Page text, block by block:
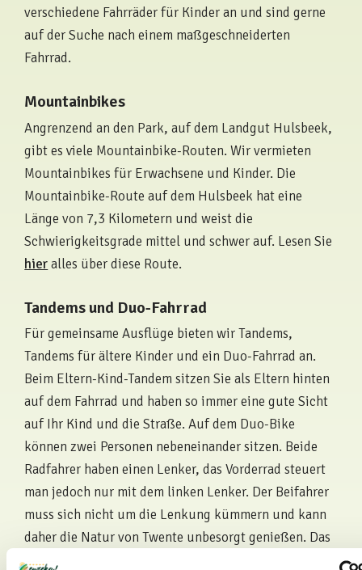
verschiedene Fahrräder für Kinder an und sind gerne
auf der Suche nach einem maßgeschneiderten
Fahrrad.
Mountainbikes
Angrenzend an den Park, auf dem Landgut Hulsbeek,
gibt es viele Mountainbike-Routen. Wir vermieten
Mountainbikes für Erwachsene und Kinder. Die
Mountainbike-Route auf dem Hulsbeek hat eine
Länge von 7,3 Kilometern und weist die
Schwierigkeitsgrade mittel und schwer auf. Lesen Sie
hieralles über diese Route.
Tandems und Duo-Fahrrad
Für gemeinsame Ausflüge bieten wir Tandems,
Tandems für ältere Kinder und ein Duo-Fahrrad an.
Beim Eltern-Kind-Tandem sitzen Sie als Eltern hinten
auf dem Fahrrad und haben so immer eine gute Sicht
auf Ihr Kind und die Straße. Auf dem Duo-Bike
können zwei Personen nebeneinander sitzen. Beide
Radfahrer haben einen Lenker, das Vorderrad steuert
man jedoch nur mit dem linken Lenker. Der Beifahrer
muss sich nicht um die Lenkung kümmern und kann
daher die Natur von Twente unbesorgt genießen. Das
Duo-Bike ist ein häufig genutztes Fahrrad zum